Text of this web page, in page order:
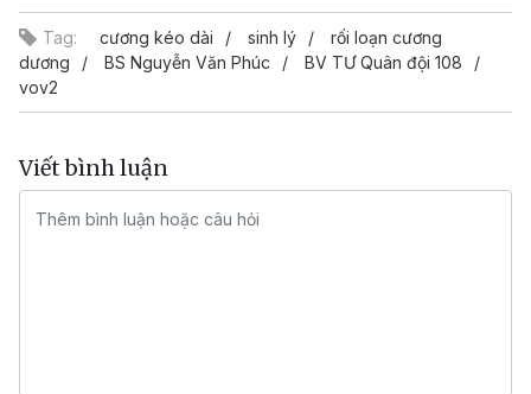
Tag: cương kéo dài sinh lý
rối loạn cương
dương
BS Nguyễn Văn Phúc
BV TƯ Quân đội 108
vov2
Viết bình luận